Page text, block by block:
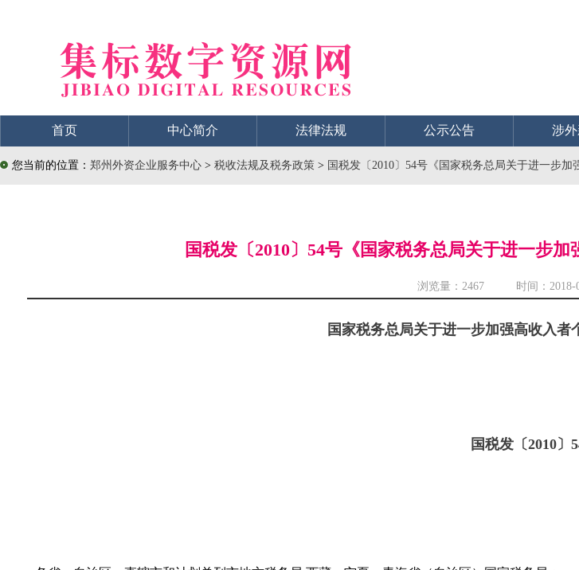
首页 中心简介 法律法规 公示公告 涉
您当前的位置： 郑州外资企业服务中心 > 税收法规及税务政策 > 国税发〔2010〕54号《国家税务总局关于进一步加
国税发〔2010〕54号《国家税务总局关于进一步
浏览量： 2467 时间：2018-
国家税务总局关于进一步加强高收入者
国税发〔2010〕